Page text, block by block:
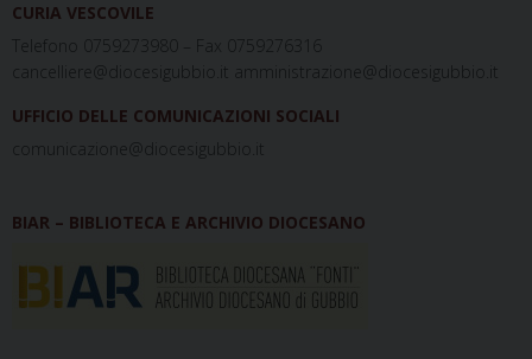
CURIA VESCOVILE
Telefono 0759273980 – Fax 0759276316
cancelliere@diocesigubbio.it amministrazione@diocesigubbio.it
UFFICIO DELLE COMUNICAZIONI SOCIALI
comunicazione@diocesigubbio.it
BIAR – BIBLIOTECA E ARCHIVIO DIOCESANO